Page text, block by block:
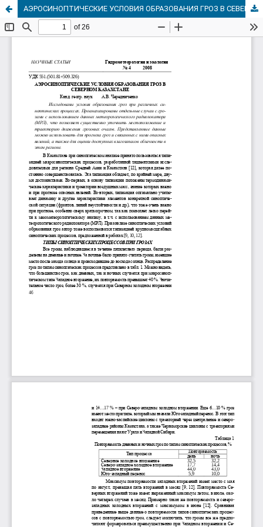
АЭРОСИНОПТИЧЕСКИЕ УСЛОВИЯ ОБРАЗОВАНИЯ ГРОЗ В СЕВЕРНОМ КАЗАХСТАНЕ